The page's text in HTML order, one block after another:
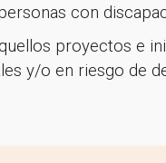
con
proyectos e
y/o en riesgo de